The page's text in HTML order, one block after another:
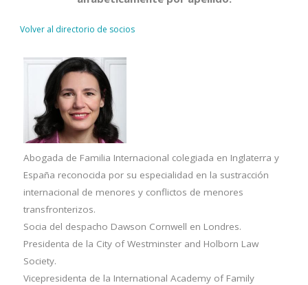
Volver al directorio de socios
Abogada de Familia Internacional colegiada en Inglaterra y
España reconocida por su especialidad en la sustracción
internacional de menores y conflictos de menores
transfronterizos.
Socia del despacho Dawson Cornwell en Londres.
Presidenta de la City of Westminster and Holborn Law
Society.
Vicepresidenta de la International Academy of Family